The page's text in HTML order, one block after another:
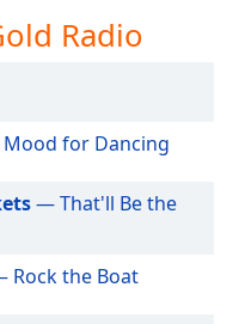
Radio
for Dancing
— That'll Be the
Rock the Boat